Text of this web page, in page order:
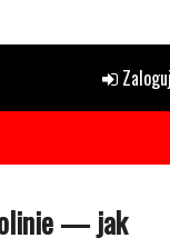
— jak